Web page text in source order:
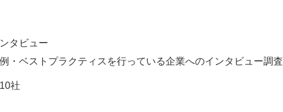
タビュー
・ベストプラクティスを行っている企業へのインタビュー調査
社